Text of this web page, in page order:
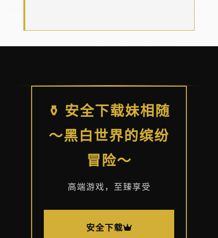
⚱️ 安全下载妹相随
～黑白世界的缤纷
冒险～
高端游戏，至臻享受
安全下载